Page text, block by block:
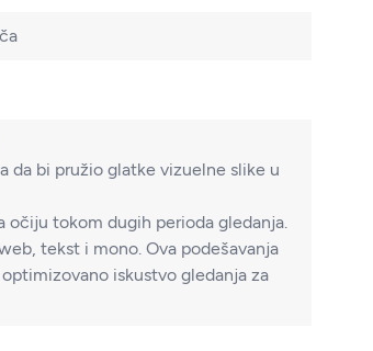
da bi pružio glatke vizuelne slike u
očiju tokom dugih perioda gledanja.
tekst i mono. Ova podešavanja
iskustvo gledanja za